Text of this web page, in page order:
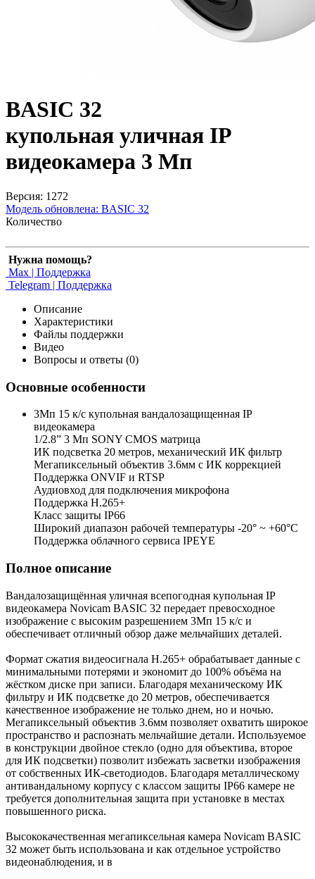
BASIC 32
купольная уличная IP
видеокамера 3 Мп
Версия: 1272
Модель обновлена: BASIC 32
Количество
Нужна помощь?
Max | Поддержка
Telegram | Поддержка
Описание
Характеристики
Файлы поддержки
Видео
Вопросы и ответы (0)
Основные особенности
3Мп 15 к/с купольная вандалозащищенная IP
видеокамера
1/2.8” 3 Мп SONY CMOS матрица
ИК подсветка 20 метров, механический ИК фильтр
Мегапиксельный объектив 3.6мм c ИК коррекцией
Поддержка ONVIF и RTSP
Аудиовход для подключения микрофона
Поддержка H.265+
Класс защиты IP66
Широкий диапазон рабочей температуры -20° ~ +60°C
Поддержка облачного сервиса IPEYE
Полное описание
Вандалозащищённая уличная всепогодная купольная IP
видеокамера Novicam BASIC 32 передает превосходное
изображение с высоким разрешением 3Мп 15 к/с и
обеспечивает отличный обзор даже мельчайших деталей.
Формат сжатия видеосигнала H.265+ обрабатывает данные с
минимальными потерями и экономит до 100% объёма на
жёстком диске при записи. Благодаря механическому ИК
фильтру и ИК подсветке до 20 метров, обеспечивается
качественное изображение не только днем, но и ночью.
Мегапиксельный объектив 3.6мм позволяет охватить широкое
пространство и распознать мельчайшие детали. Используемое
в конструкции двойное стекло (одно для объектива, второе
для ИК подсветки) позволит избежать засветки изображения
от собственных ИК-светодиодов. Благодаря металлическому
антивандальному корпусу с классом защиты IP66 камере не
требуется дополнительная защита при установке в местах
повышенного риска.
Высококачественная мегапиксельная камера Novicam BASIC
32 может быть использована и как отдельное устройство
видеонаблюдения, и в